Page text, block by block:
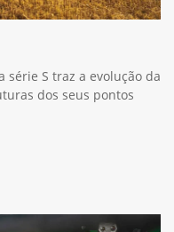
série S traz a evolução da
dos seus pontos